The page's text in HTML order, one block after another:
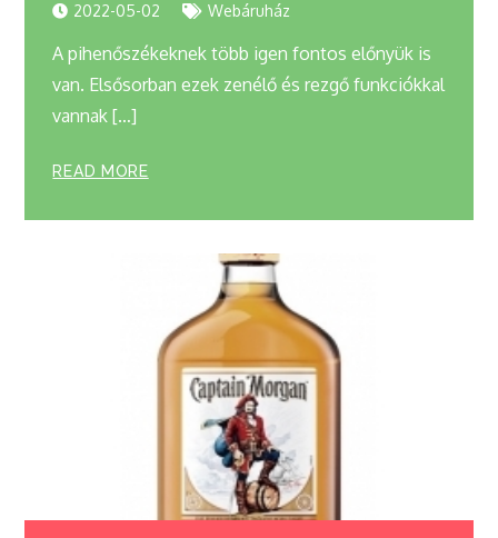
2022-05-02 Webáruház
A pihenőszékeknek több igen fontos előnyük is
van. Elsősorban ezek zenélő és rezgő funkciókkal
vannak […]
READ MORE